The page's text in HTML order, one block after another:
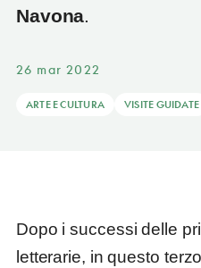
Navona.
26 mar 2022
ARTE E CULTURA VISITE GUIDATE
Dopo i successi delle
letterarie, in questo